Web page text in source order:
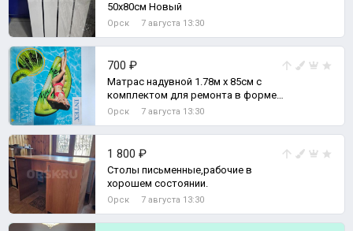
50х80см Новый
Орск 7 августа 13:30
700 ₽
Матрас надувной 1.78м х 85см с
комплектом для ремонта в форме
КИВИ.
Орск 7 августа 13:30
1 800 ₽
Столы письменные,рабочие в
хорошем состоянии.
Орск 7 августа 13:30